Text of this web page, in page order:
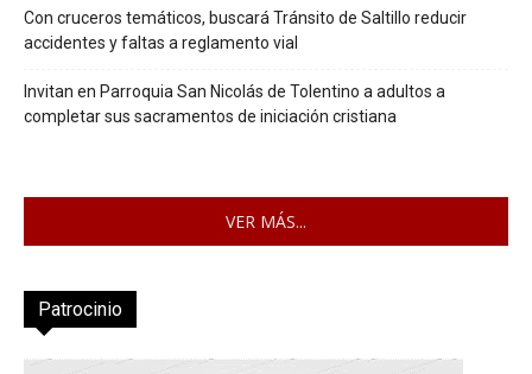
Con cruceros temáticos, buscará Tránsito de Saltillo reducir
accidentes y faltas a reglamento vial
Invitan en Parroquia San Nicolás de Tolentino a adultos a
completar sus sacramentos de iniciación cristiana
VER MÁS...
Patrocinio